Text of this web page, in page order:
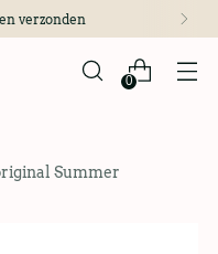
verzonden
0
Summer